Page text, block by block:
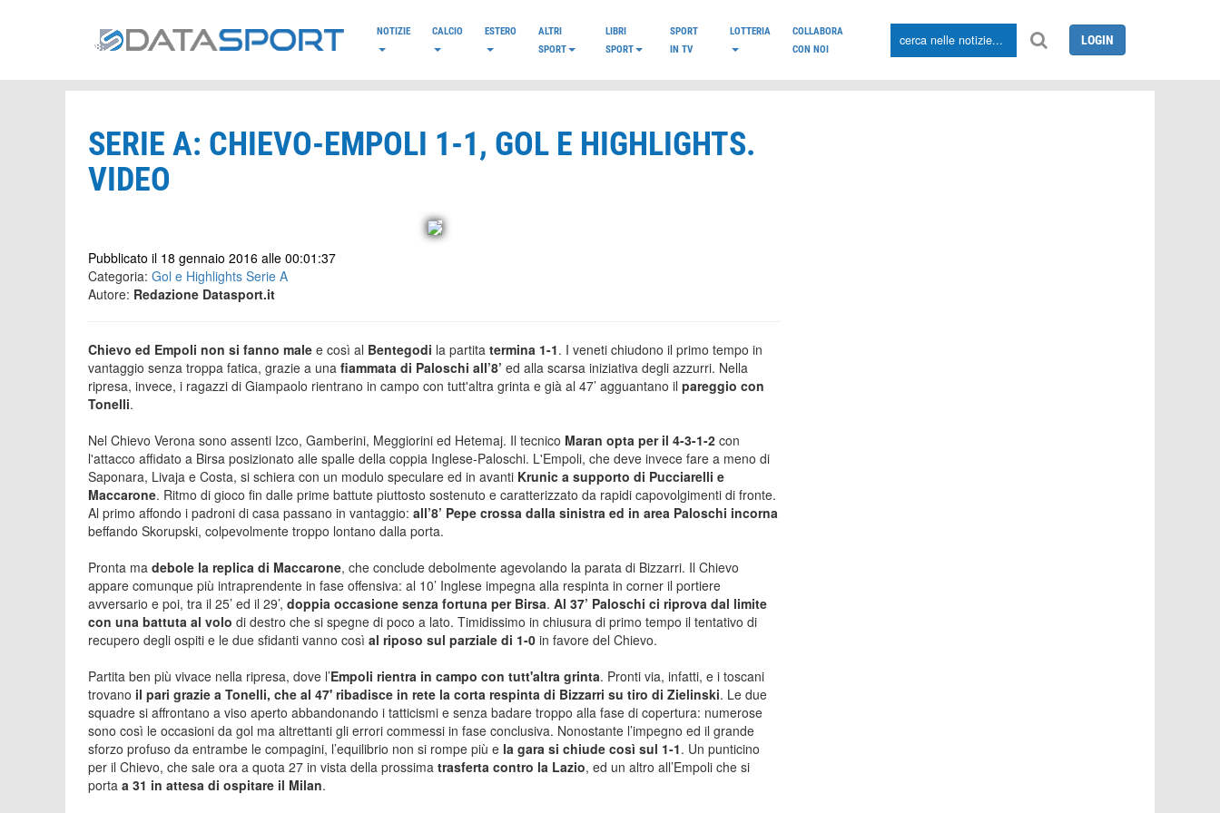
NOTIZIE CALCIO ESTERO
ALTRI
SPORT
LIBRI
SPORT
SPORT
IN TV
LOTTERIA
COLLABORA
CON NOI
LOGIN
SERIE A: CHIEVO-EMPOLI 1-1, GOL E HIGHLIGHTS.
VIDEO
Pubblicato il 18 gennaio 2016 alle 00:01:37
Categoria: Gol e Highlights Serie A
Autore: Redazione Datasport.it
Chievo ed Empoli non si fanno male e così al Bentegodi la partita termina 1-1. I veneti chiudono il primo tempo in
vantaggio senza troppa fatica, grazie a una fiammata di Paloschi all’8’ ed alla scarsa iniziativa degli azzurri. Nella
ripresa, invece, i ragazzi di Giampaolo rientrano in campo con tutt'altra grinta e già al 47’ agguantano il pareggio con
Tonelli.
Nel Chievo Verona sono assenti Izco, Gamberini, Meggiorini ed Hetemaj. Il tecnico Maran opta per il 4-3-1-2 con
l'attacco affidato a Birsa posizionato alle spalle della coppia Inglese-Paloschi. L'Empoli, che deve invece fare a meno di
Saponara, Livaja e Costa, si schiera con un modulo speculare ed in avanti Krunic a supporto di Pucciarelli e
Maccarone. Ritmo di gioco fin dalle prime battute piuttosto sostenuto e caratterizzato da rapidi capovolgimenti di fronte.
Al primo affondo i padroni di casa passano in vantaggio: all’8’ Pepe crossa dalla sinistra ed in area Paloschi incorna
beffando Skorupski, colpevolmente troppo lontano dalla porta.
Pronta ma debole la replica di Maccarone, che conclude debolmente agevolando la parata di Bizzarri. Il Chievo
appare comunque più intraprendente in fase offensiva: al 10’ Inglese impegna alla respinta in corner il portiere
avversario e poi, tra il 25’ ed il 29’, doppia occasione senza fortuna per Birsa. Al 37’ Paloschi ci riprova dal limite
con una battuta al volo di destro che si spegne di poco a lato. Timidissimo in chiusura di primo tempo il tentativo di
recupero degli ospiti e le due sfidanti vanno così al riposo sul parziale di 1-0 in favore del Chievo.
Partita ben più vivace nella ripresa, dove l’Empoli rientra in campo con tutt'altra grinta. Pronti via, infatti, e i toscani
trovano il pari grazie a Tonelli, che al 47' ribadisce in rete la corta respinta di Bizzarri su tiro di Zielinski. Le due
squadre si affrontano a viso aperto abbandonando i tatticismi e senza badare troppo alla fase di copertura: numerose
sono così le occasioni da gol ma altrettanti gli errori commessi in fase conclusiva. Nonostante l’impegno ed il grande
sforzo profuso da entrambe le compagini, l’equilibrio non si rompe più e la gara si chiude così sul 1-1. Un punticino
per il Chievo, che sale ora a quota 27 in vista della prossima trasferta contro la Lazio, ed un altro all’Empoli che si
porta a 31 in attesa di ospitare il Milan.